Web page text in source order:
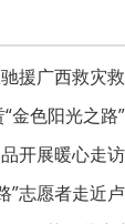
援广西救灾
金色阳光之
开展暖心走
”志愿者走近